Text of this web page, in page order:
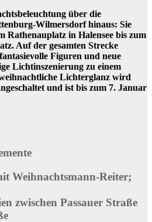
über die
Wilmersdorf hinaus: Sie
Rathenauplatz in Halensee bis zum
Auf der gesamten Strecke
Figuren und neue
Lichtinszenierung zu einem
Lichterglanz wird
und ist bis zum 7. Januar
Weihnachtsmann-Reiter;
zwischen Passauer Straße